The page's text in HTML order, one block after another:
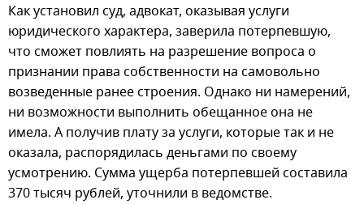
Как установил суд, адвокат, оказывая услуги
юридического характера, заверила потерпевшую,
что сможет повлиять на разрешение вопроса о
признании права собственности на самовольно
возведенные ранее строения. Однако ни намерений,
ни возможности выполнить обещанное она не
имела. А получив плату за услуги, которые так и не
оказала, распорядилась деньгами по своему
усмотрению. Сумма ущерба потерпевшей составила
370 тысяч рублей, уточнили в ведомстве.